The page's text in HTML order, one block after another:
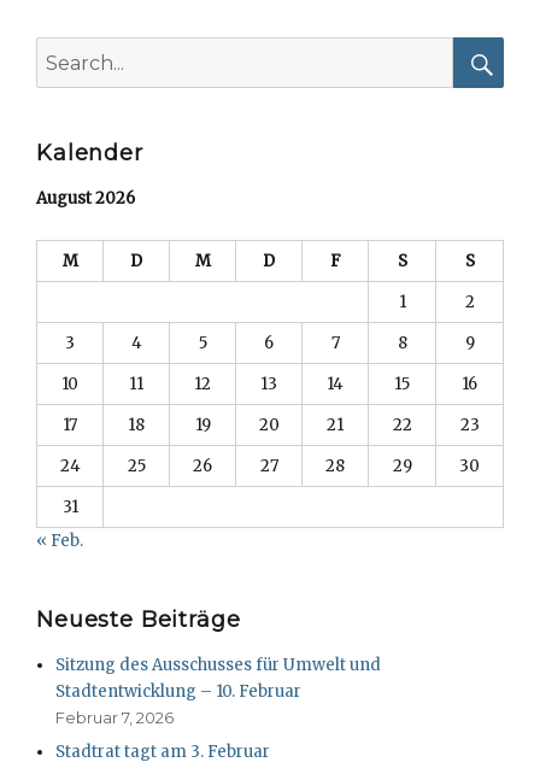
for:
Kalender
August 2026
M D M D F S
S
1
2
3
4 5 6 7 8
9
10
11 12 13 14 15
16
17
18 19 20 21 22
23
24
25 26 27 28 29
30
31
« Feb.
Neueste Beiträge
Sitzung des Ausschusses für Umwelt und
Stadtentwicklung – 10. Februar
Februar 7, 2026
Stadtrat tagt am 3. Februar